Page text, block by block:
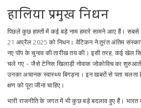
हालिया प्रमुख निधन
पिछले कुछ हफ़्तों में कई बड़े नाम हमारे सामने आए हैं। सबसे
21 अप्रैल 2025 को निधन। वेटिकन ने तुरंत अंतिम
नए पॉप के चुनाव की तारीख तय की। इसी तरह, कई खेल
चले गए – जैसे टेनिस खिलाड़ी नोवाक जोकोविच का शुरुआती
उनका अचानक स्वास्थ्य बिगड़ना। इन खबरों से पता चलता
क्षण को पूरा जीना चाहिए।
भारी राजनीति के जगत में भी कुछ बड़े बदलाव हुए हैं।